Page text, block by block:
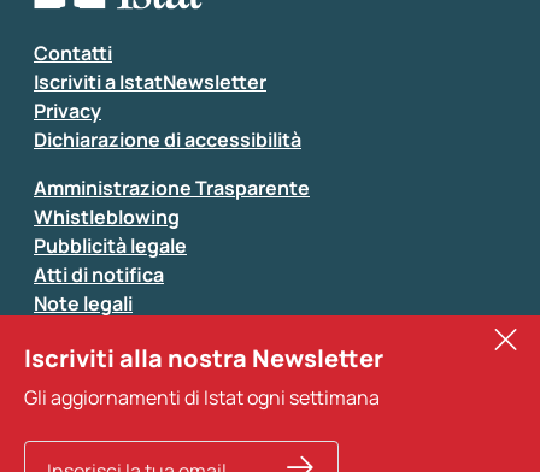
Contatti
Iscriviti a IstatNewsletter
Privacy
Dichiarazione di accessibilità
Amministrazione Trasparente
Whistleblowing
Pubblicità legale
Atti di notifica
Note legali
Sistan
Altri servizi
Iscriviti alla nostra Newsletter
Gli aggiornamenti di Istat ogni settimana